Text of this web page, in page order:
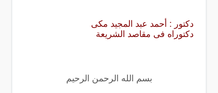
دكتور : أحمد عبد المجيد مكى
دكتوراه فى مقاصد الشريعة
بسم الله الرحمن الرحيم